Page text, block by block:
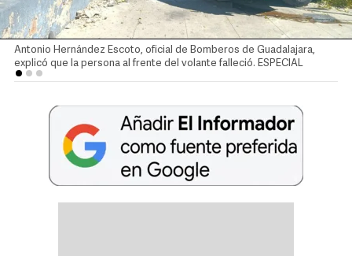
Antonio Hernández Escoto, oficial de Bomberos de Guadalajara,
explicó que la persona al frente del volante falleció. ESPECIAL